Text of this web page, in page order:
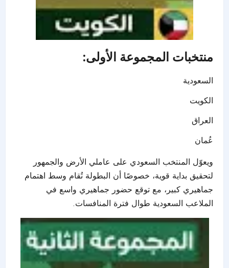
منتخبات المجموعة الأولى:
السعودية
الكويت
العراق
عُمان
ويعوّل المنتخب السعودي على عاملي الأرض والجمهور
لتحقيق بداية قوية، خصوصًا أن البطولة تُقام وسط اهتمام
جماهيري كبير، مع توقع حضور جماهيري واسع في
الملاعب السعودية طوال فترة المنافسات.